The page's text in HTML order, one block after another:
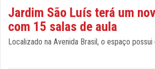
Jardim São Luís terá um
com 15 salas de aula
Localizado na Avenida Brasil, o espaço